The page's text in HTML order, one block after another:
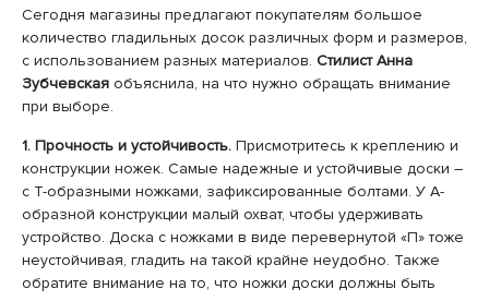
Сегодня магазины предлагают покупателям большое
количество гладильных досок различных форм и размеров,
с использованием разных материалов. Стилист Анна
Зубчевская объяснила, на что нужно обращать внимание
при выборе.
1. Прочность и устойчивость. Присмотритесь к креплению и
конструкции ножек. Самые надежные и устойчивые доски –
с Т-образными ножками, зафиксированные болтами. У А-
образной конструкции малый охват, чтобы удерживать
устройство. Доска с ножками в виде перевернутой «П» тоже
неустойчивая, гладить на такой крайне неудобно. Также
обратите внимание на то, что ножки доски должны быть